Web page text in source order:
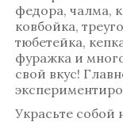
федора, чалма,
ковбойка,
тюбетейка,
фуражка и
свой вкус!
Украсьте собой